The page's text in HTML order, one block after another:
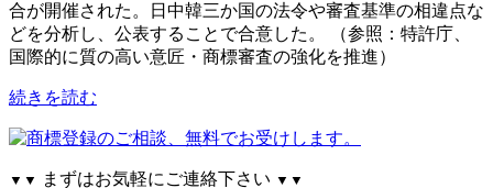
合が開催された。日中韓三か国の法令や審査基準の相違点な
どを分析し、公表することで合意した。 （参照：特許庁、
国際的に質の高い意匠・商標審査の強化を推進）
続きを読む
▼▼ まずはお気軽にご連絡下さい ▼▼